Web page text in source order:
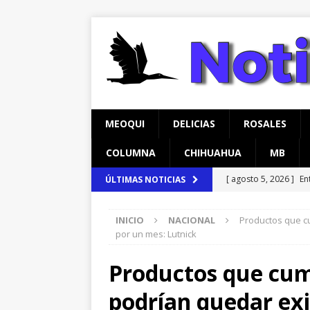
MEOQUI DELICIAS ROSALES
COLUMNA CHIHUAHUA MB
ÚLTIMAS NOTICIAS [ agosto 5, 2026 ]
[ agosto 5, 2026 ]
[ agosto 5, 2026 ]
*Filtraciones con
INICIO NACIONAL
Productos que
por un mes: Lutnick
Productos que
podrían quedar